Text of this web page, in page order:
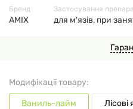
Модифікації товару:
Ваниль-лайм Лісові
Бренд
AMIX
Застосування
для м'язів, при